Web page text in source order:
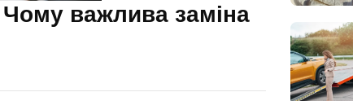
важлива заміна